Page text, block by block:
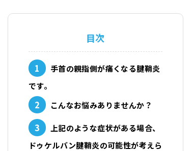
目次
1
手首の親指側が痛くなる腱鞘炎
です。
2 こんなお悩みありませんか？
3
上記のような症状がある場合、
ドゥケルバン腱鞘炎の可能性が考えら